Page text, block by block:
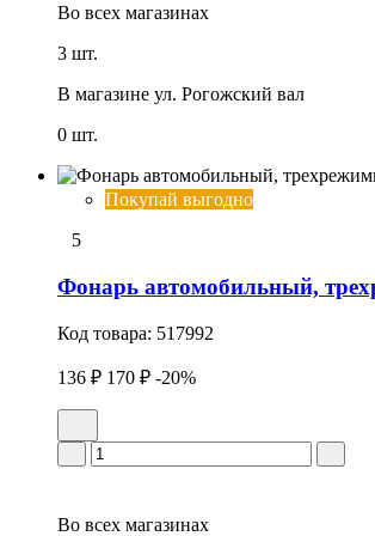
Во всех магазинах
3 шт.
В магазине ул. Рогожский вал
0 шт.
Покупай выгодно
5
Фонарь автомобильный,
Код товара: 517992
136 ₽ 170 ₽ -20%
Во всех магазинах